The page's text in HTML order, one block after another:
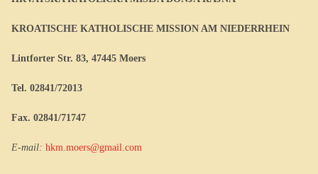
KROATISCHE KATHOLISCHE MISSION AM NIEDERRHEIN
Lintforter Str. 83, 47445 Moers
Tel. 02841/72013
Fax. 02841/71747
E-mail: hkm.moers@gmail.com